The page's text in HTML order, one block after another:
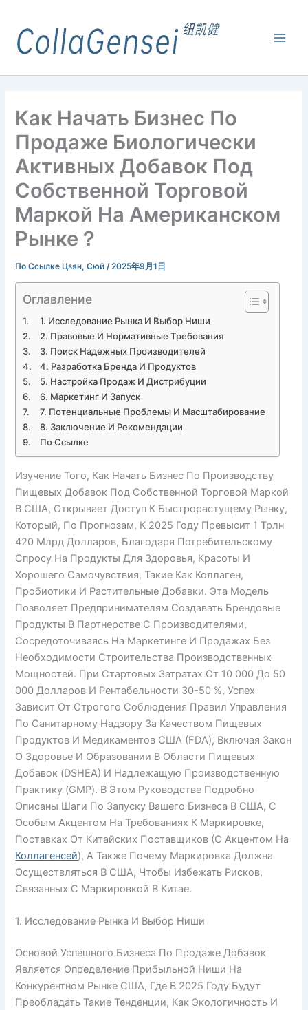
Как Начать Бизнес По
Продаже Биологически
Активных Добавок Под
Собственной Торговой
Маркой На Американском
Рынке？
По Ссылке Цзян, Сюй/2025年9月1日
Оглавление
1. Исследование Рынка И Выбор Ниши
2. Правовые И Нормативные Требования
3. Поиск Надежных Производителей
4. Разработка Бренда И Продуктов
5. Настройка Продаж И Дистрибуции
6. Маркетинг И Запуск
7. Потенциальные Проблемы И Масштабирование
8. Заключение И Рекомендации
По Ссылке
Изучение Того, Как Начать Бизнес По Производству
Пищевых Добавок Под Собственной Торговой Маркой
В США, Открывает Доступ К Быстрорастущему Рынку,
Который, По Прогнозам, К 2025 Году Превысит 1 Трлн
420 Млрд Долларов, Благодаря Потребительскому
Спросу На Продукты Для Здоровья, Красоты И
Хорошего Самочувствия, Такие Как Коллаген,
Пробиотики И Растительные Добавки. Эта Модель
Позволяет Предпринимателям Создавать Брендовые
Продукты В Партнерстве С Производителями,
Сосредоточиваясь На Маркетинге И Продажах Без
Необходимости Строительства Производственных
Мощностей. При Стартовых Затратах От 10 000 До 50
000 Долларов И Рентабельности 30-50 %, Успех
Зависит От Строгого Соблюдения Правил Управления
По Санитарному Надзору За Качеством Пищевых
Продуктов И Медикаментов США (FDA), Включая Закон
О Здоровье И Образовании В Области Пищевых
Добавок (DSHEA) И Надлежащую Производственную
Практику (GMP). В Этом Руководстве Подробно
Описаны Шаги По Запуску Вашего Бизнеса В США, С
Особым Акцентом На Требованиях К Маркировке,
Поставках От Китайских Поставщиков (с Акцентом На
Коллагенсей), А Также Почему Маркировка Должна
Осуществляться В США, Чтобы Избежать Рисков,
Связанных С Маркировкой В Китае.
1. Исследование Рынка И Выбор Ниши
Основой Успешного Бизнеса По Продаже Добавок
Является Определение Прибыльной Ниши На
Конкурентном Рынке США, Где В 2025 Году Будут
Преобладать Такие Тенденции, Как Экологичность И